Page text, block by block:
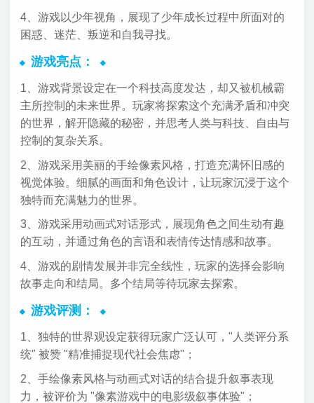
4、游戏以少年视角，展现了少年成长过程中所面对的
困惑、迷茫、叛逆和自我寻找。
游戏亮点：
1、游戏背景设定在一个科技高度发达，却又被机械霸
主所控制的未来世界。玩家将探索这个充满矛盾和冲突
的世界，解开隐藏的秘密，并思考人类与科技、自由与
控制的复杂关系。
2、游戏采用美丽的手绘像素风格，打造充满怀旧感的
视觉体验。细腻的画面和角色设计，让玩家沉浸于这个
独特而充满魅力的世界。
3、游戏采用动画式对话形式，展现角色之间生动有趣
的互动，并通过角色的言语和表情传达情感和故事。
4、游戏的剧情发展并非完全线性，玩家的选择会影响
故事走向和结局。多个结局等待玩家去探索。
游戏评测：
1、独特的世界观设定获得玩家广泛认可，"人类评分系
统" 被赞 "精准捕捉现代社会焦虑"；
2、手绘像素风格与动画式对话的结合提升叙事表现
力，被评价为 "像素游戏中的电影级叙事体验"；